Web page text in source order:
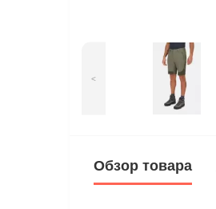
<
Обзор товара